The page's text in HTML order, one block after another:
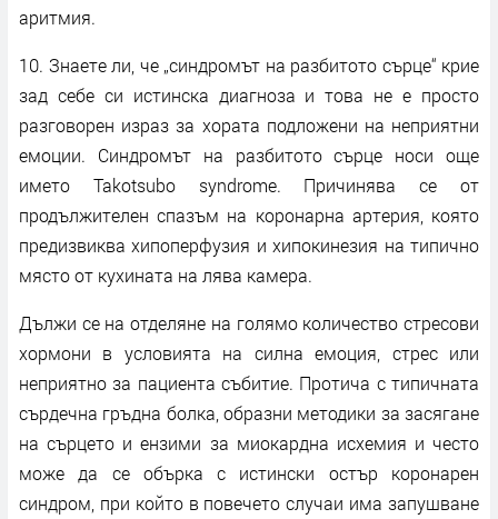
аритмия.
10. Знаете ли, че „синдромът на разбитото сърце“ крие
зад себе си истинска диагноза и това не е просто
разговорен израз за хората подложени на неприятни
емоции. Синдромът на разбитото сърце носи още
името Takotsubo syndrome. Причинява се от
продължителен спазъм на коронарна артерия, която
предизвиква хипоперфузия и хипокинезия на типично
място от кухината на лява камера.
Дължи се на отделяне на голямо количество стресови
хормони в условията на силна емоция, стрес или
неприятно за пациента събитие. Протича с типичната
сърдечна гръдна болка, образни методики за засягане
на сърцето и ензими за миокардна исхемия и често
може да се обърка с истински остър коронарен
синдром, при който в повечето случаи има запушване